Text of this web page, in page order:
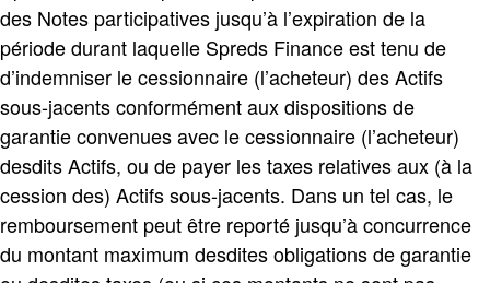
des Notes participatives jusqu’à l’expiration de la
période durant laquelle Spreds Finance est tenu de
d’indemniser le cessionnaire (l’acheteur) des Actifs
sous-jacents conformément aux dispositions de
garantie convenues avec le cessionnaire (l’acheteur)
desdits Actifs, ou de payer les taxes relatives aux (à la
cession des) Actifs sous-jacents. Dans un tel cas, le
remboursement peut être reporté jusqu’à concurrence
du montant maximum desdites obligations de garantie